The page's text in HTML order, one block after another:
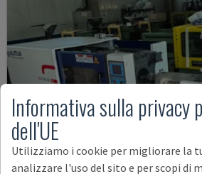
Informativa sulla privacy
dell'UE
Utilizziamo i cookie per migliorare la
analizzare l'uso del sito e per scopi di